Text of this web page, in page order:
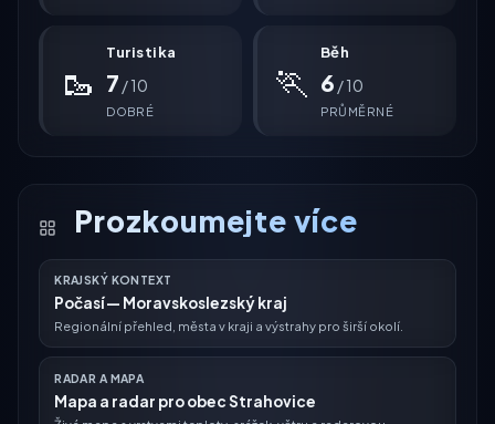
🥾
Turistika
7 / 10
DOBRÉ
🏃
Běh
6 / 10
PRŮMĚRNÉ
Prozkoumejte více
KRAJSKÝ KONTEXT
Počasí — Moravskoslezský kraj
Regionální přehled, města v kraji a výstrahy pro širší okolí.
RADAR A MAPA
Mapa a radar pro obec Strahovice